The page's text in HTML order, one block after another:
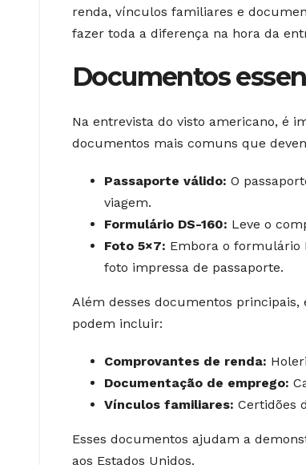
renda, vínculos familiares e
fazer toda a diferença na hora da
Documentos
Na entrevista do visto americano, é
documentos mais comuns que
Passaporte válido: O
viagem.
Formulário DS-160: Leve o
Foto 5×7: Embora o formulário
foto impressa de passaporte.
Além desses documentos
podem incluir:
Comprovantes de renda:
Documentação de emprego:
Vínculos familiares: Certidões
Esses documentos ajudam a
aos Estados Unidos.